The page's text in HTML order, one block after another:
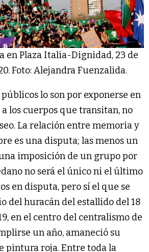
en Plaza Italia-Dignidad, 23 de
Foto: Alejandra Fuenzalida.
lo son por exponerse en
los cuerpos que transitan, no
La relación entre memoria y
es una disputa; las menos un
imposición de un grupo por
no será el único ni el último
en disputa, pero sí el que se
del huracán del estallido del 18
en el centro del centralismo de
un año, amaneció su
pintura roja. Entre toda la